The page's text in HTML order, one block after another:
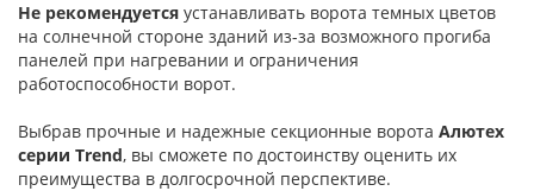
Не рекомендуется устанавливать ворота темных цветов
на солнечной стороне зданий из-за возможного прогиба
панелей при нагревании и ограничения
работоспособности ворот.
Выбрав прочные и надежные секционные ворота Алютех
серии Trend, вы сможете по достоинству оценить их
преимущества в долгосрочной перспективе.